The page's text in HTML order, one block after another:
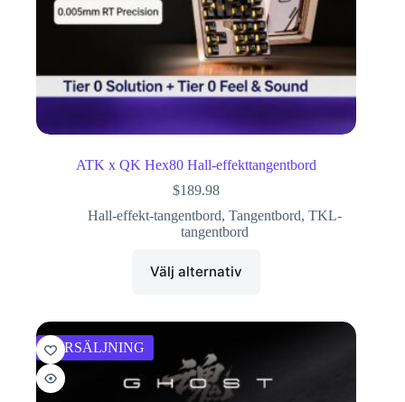
ATK x QK Hex80 Hall-effekttangentbord
$189.98
Hall-effekt-tangentbord, Tangentbord, TKL-
tangentbord
Välj alternativ
FÖRSÄLJNING